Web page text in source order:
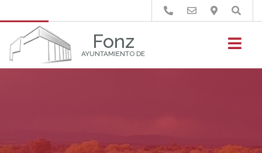
Fonz
AYUNTAMIENTO DE
Buscar